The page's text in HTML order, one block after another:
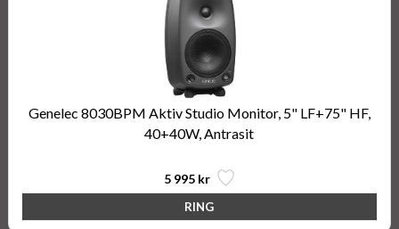
Genelec 8030BPM Aktiv Studio Monitor, 5" LF+75" HF,
40+40W, Antrasit
5 995 kr